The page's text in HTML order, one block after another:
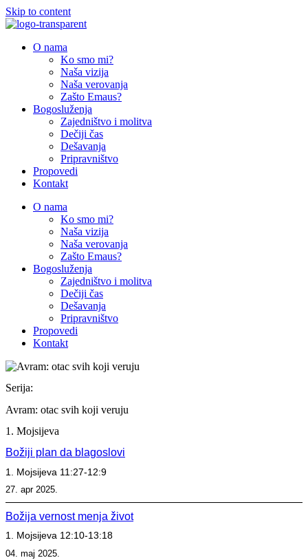
Skip to content
O nama
Ko smo mi?
Naša vizija
Naša verovanja
Zašto Emaus?
Bogosluženja
Zajedništvo i molitva
Dečiji čas
Dešavanja
Pripravništvo
Propovedi
Kontakt
O nama
Ko smo mi?
Naša vizija
Naša verovanja
Zašto Emaus?
Bogosluženja
Zajedništvo i molitva
Dečiji čas
Dešavanja
Pripravništvo
Propovedi
Kontakt
Serija:
Avram: otac svih koji veruju
1. Mojsijeva
Božiji plan da blagoslovi
1. Mojsijeva 11:27-12:9
27. apr 2025.
Božija vernost menja život
1. Mojsijeva 12:10-13:18
04. maj 2025.